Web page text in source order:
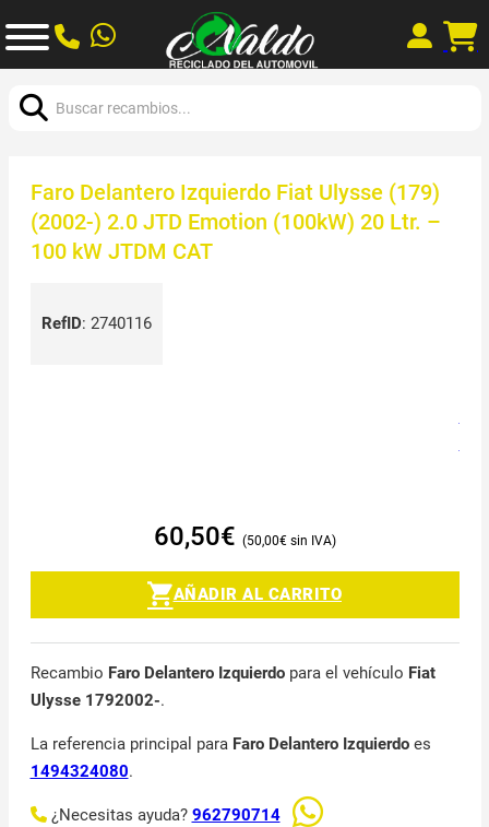
Faro Delantero Izquierdo Fiat Ulysse (179)
(2002-) 2.0 JTD Emotion (100kW) 20 Ltr. –
100 kW JTDM CAT
RefID: 2740116
60,50€ 50,00€
AÑADIR AL CARRITO
Recambio Faro Delantero Izquierdopara el vehículo Fiat
Ulysse 1792002-.
La referencia principal para Faro Delantero Izquierdoes
1494324080.
¿Necesitas ayuda? 962790714